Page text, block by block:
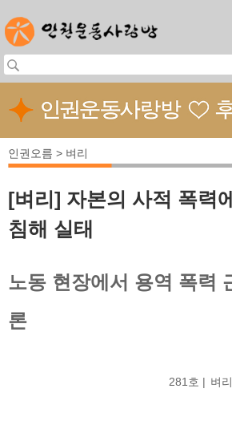
인권오름 > 벼리
[벼리] 자본의 사적 폭력
침해 실태
노동 현장에서 용역 폭력
론
281호 벼리